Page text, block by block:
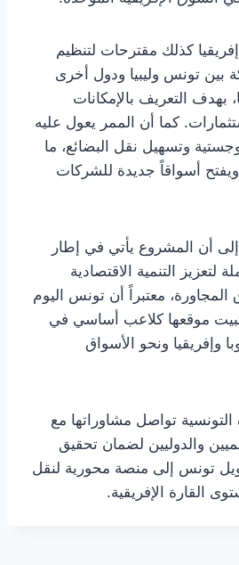
كذلك مقترحات لتنظيم
تونس وليبيا ودول أخرى
بهدف التعريف بالإمكانات
كما أن الممر يعول عليه
وتسهيل نقل البضائع، ما
ويفتح أسواقاً جديدة للشركات
إلى أن المشروع يأتي في إطار
لتعزيز التنمية الاقتصادية
المجاورة، معتبراً أن تونس اليوم
موقعها كلاعب أساسي في
وإفريقيا ونحو الأسواق
التونسية تواصل مشاوراتها مع
والدوليين لضمان تحقيق
تونس إلى منصة محورية لنقل
القارة الإفريقية.